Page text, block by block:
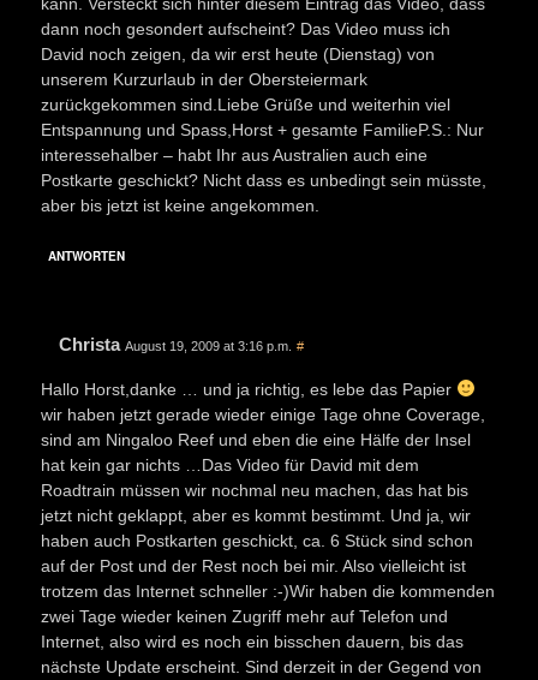
dann noch gesondert aufscheint? Das Video muss ich
David noch zeigen, da wir erst heute (Dienstag) von
unserem Kurzurlaub in der Obersteiermark
zurückgekommen sind.Liebe Grüße und weiterhin viel
Entspannung und Spass,Horst + gesamte FamilieP.S.: Nur
interessehalber – habt Ihr aus Australien auch eine
Postkarte geschickt? Nicht dass es unbedingt sein müsste,
aber bis jetzt ist keine angekommen.
ANTWORTEN
Christa August 19, 2009 at 3:16 p.m. #
Hallo Horst,danke … und ja richtig, es lebe das Papier
wir haben jetzt gerade wieder einige Tage ohne Coverage,
sind am Ningaloo Reef und eben die eine Hälfe der Insel
hat kein gar nichts …Das Video für David mit dem
Roadtrain müssen wir nochmal neu machen, das hat bis
jetzt nicht geklappt, aber es kommt bestimmt. Und ja, wir
haben auch Postkarten geschickt, ca. 6 Stück sind schon
auf der Post und der Rest noch bei mir. Also vielleicht ist
trotzem das Internet schneller :-)Wir haben die kommenden
zwei Tage wieder keinen Zugriff mehr auf Telefon und
Internet, also wird es noch ein bisschen dauern, bis das
nächste Update erscheint. Sind derzeit in der Gegend von